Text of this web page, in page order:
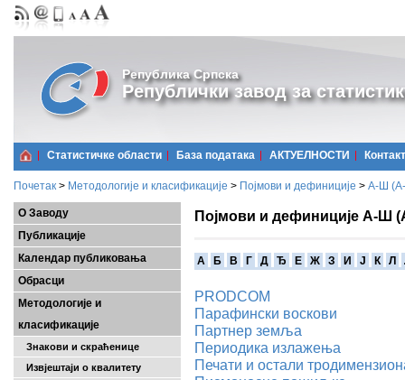
Република Српска
Републички завод за
Статистичке области Базa података АКТУЕЛНОСТИ Контакт
Почетак > Методологије и класификације > Појмови и дефиниције > А-Ш
О Заводу
Публикације
Календар публиковања
Обрасци
Методологије и
класификације
Знакови и скраћенице
Извјештаји о квалитету
Појмови и дефиниције А-Ш
A Б В Г Д Ђ Е Ж З И Ј К Л
PRODCOM
Парафински воскови
Партнер земља
Периодика излажења
Печати и остали